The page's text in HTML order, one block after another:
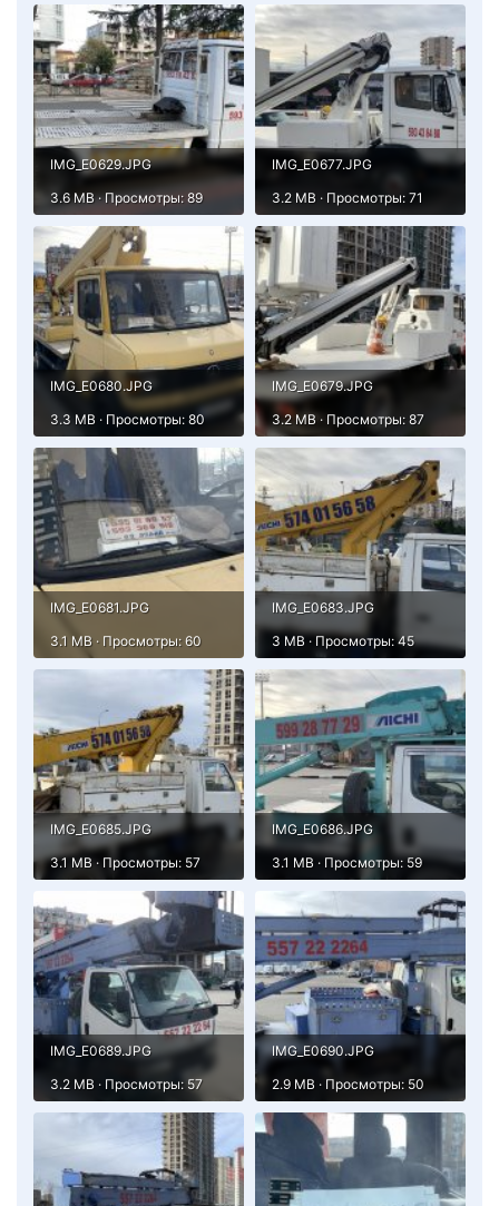
IMG_E0629.JPG
3.6 MB · Просмотры: 89
IMG_E0677.JPG
3.2 MB · Просмотры: 71
IMG_E0680.JPG
3.3 MB · Просмотры: 80
IMG_E0679.JPG
3.2 MB · Просмотры: 87
IMG_E0681.JPG
3.1 MB · Просмотры: 60
IMG_E0683.JPG
3 MB · Просмотры: 45
IMG_E0685.JPG
3.1 MB · Просмотры: 57
IMG_E0686.JPG
3.1 MB · Просмотры: 59
IMG_E0689.JPG
3.2 MB · Просмотры: 57
IMG_E0690.JPG
2.9 MB · Просмотры: 50